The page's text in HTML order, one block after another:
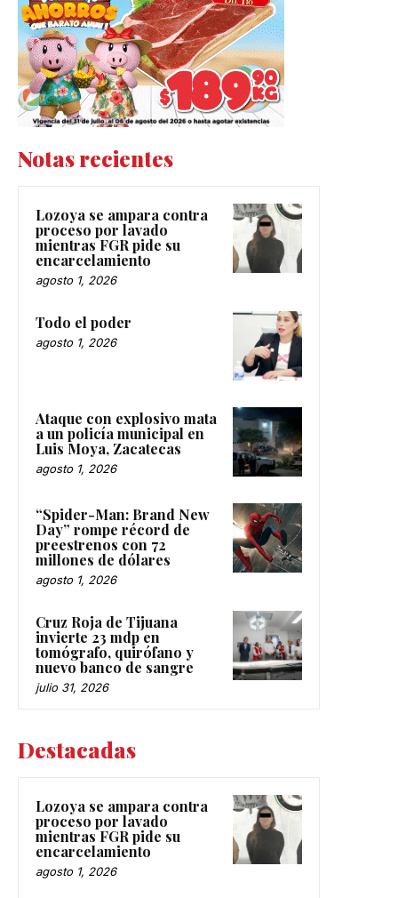
Notas recientes
Lozoya se ampara contra
proceso por lavado
mientras FGR pide su
encarcelamiento
agosto 1, 2026
Todo el poder
agosto 1, 2026
Ataque con explosivo mata
a un policía municipal en
Luis Moya, Zacatecas
agosto 1, 2026
“Spider-Man: Brand New
Day” rompe récord de
preestrenos con 72
millones de dólares
agosto 1, 2026
Cruz Roja de Tijuana
invierte 23 mdp en
tomógrafo, quirófano y
nuevo banco de sangre
julio 31, 2026
Destacadas
Lozoya se ampara contra
proceso por lavado
mientras FGR pide su
encarcelamiento
agosto 1, 2026